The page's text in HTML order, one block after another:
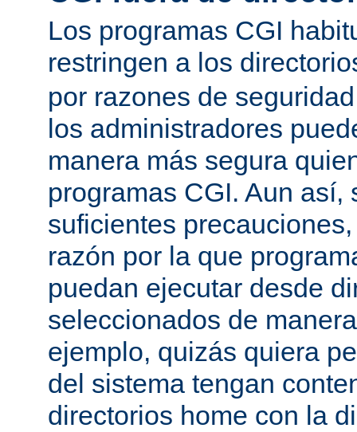
Los programas CGI
restringen a los
por razones de
los administradores
manera más segura
programas CGI. Aun así,
suficientes
razón por la que
puedan ejecutar desde
seleccionados de
ejemplo, quizás quiera
del sistema tengan
directorios home con la